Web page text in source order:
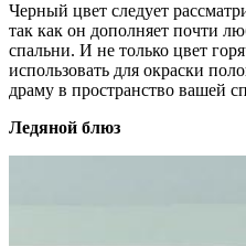
Черный цвет следует
так как он дополняет почти
спальни. И не только цвет
использовать для окраски
драму в пространство вашей
Ледяной блюз